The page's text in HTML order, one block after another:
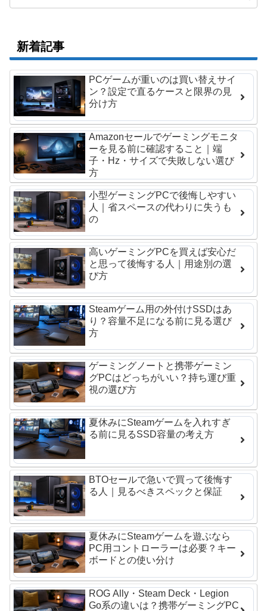
新着記事
PCゲームが重いのは買い替えサイ
ン？設定で直るケースと限界の見
分け方
Amazonセールでゲーミングモニタ
ーを見る前に確認すること｜端
子・Hz・サイズで失敗しない選び
方
小型ゲーミングPCで後悔しやすい
人｜省スペースの代わりに失うも
の
高いゲーミングPCを買えば安心だ
と思って後悔する人｜用途別の選
び方
Steamゲーム用の外付けSSDはあ
り？容量不足になる前に見る選び
方
ゲーミングノートと携帯ゲーミン
グPCはどっちがいい？持ち運び重
視の選び方
夏休みにSteamゲームを入れすぎ
る前に見るSSD容量の考え方
BTOセールで急いで買って後悔す
る人｜見るべきスペックと保証
夏休みにSteamゲームを遊ぶなら
PC用コントローラーは必要？キー
ボードとの使い分け
ROG Ally・Steam Deck・Legion
Go系の違いは？携帯ゲーミングPC